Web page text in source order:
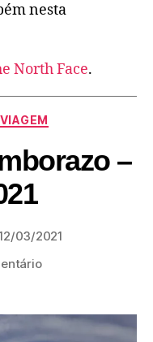
nesta
North Face.
–
03/2021